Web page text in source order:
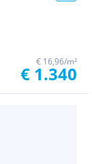
€ 16,96/m²
€ 1.340